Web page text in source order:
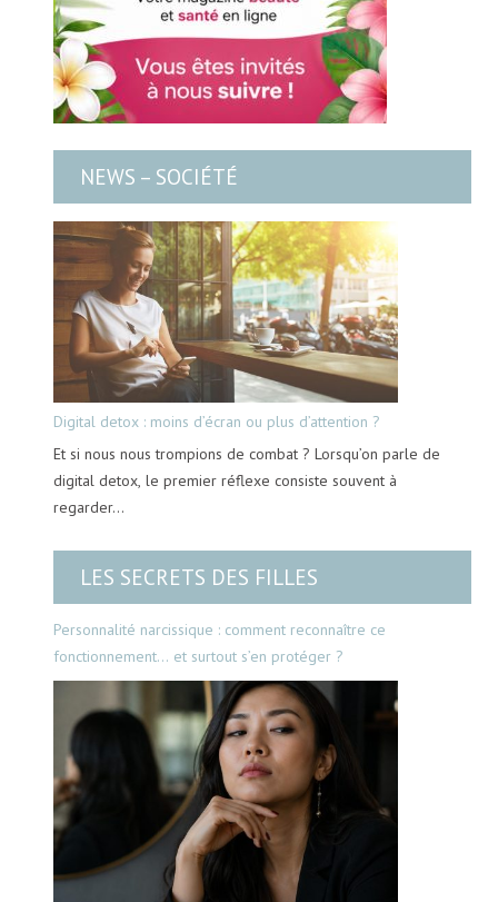
NEWS – SOCIÉTÉ
Digital detox : moins d’écran ou plus d’attention ?
Et si nous nous trompions de combat ? Lorsqu’on parle de
digital detox, le premier réflexe consiste souvent à
regarder…
LES SECRETS DES FILLES
Personnalité narcissique : comment reconnaître ce
fonctionnement… et surtout s’en protéger ?